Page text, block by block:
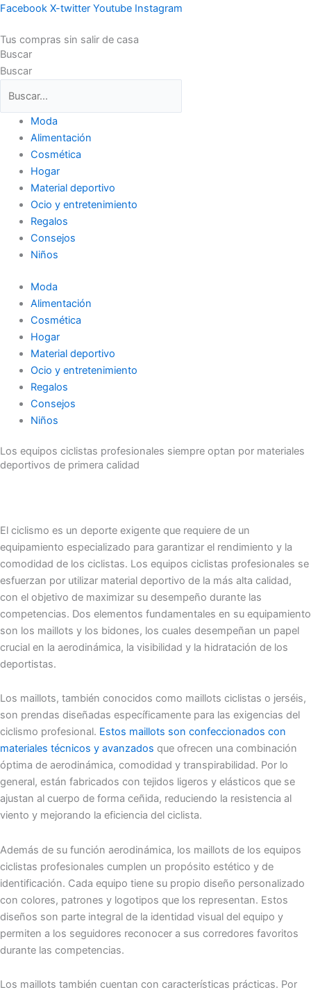
Ir
contenido
Facebook X-twitter Youtube Instagram
Tus compras sin salir de casa
Buscar
Buscar
Moda
Alimentación
Cosmética
Hogar
Material deportivo
Ocio y entretenimiento
Regalos
Consejos
Niños
Moda
Alimentación
Cosmética
Hogar
Material deportivo
Ocio y entretenimiento
Regalos
Consejos
Niños
Los equipos ciclistas profesionales siempre optan por materiales
deportivos de primera calidad
El ciclismo es un deporte exigente que requiere de un
equipamiento especializado para garantizar el rendimiento y la
comodidad de los ciclistas. Los equipos ciclistas profesionales se
esfuerzan por utilizar material deportivo de la más alta calidad,
con el objetivo de maximizar su desempeño durante las
competencias. Dos elementos fundamentales en su equipamiento
son los maillots y los bidones, los cuales desempeñan un papel
crucial en la aerodinámica, la visibilidad y la hidratación de los
deportistas.
Los maillots, también conocidos como maillots ciclistas o jerséis,
son prendas diseñadas específicamente para las exigencias del
ciclismo profesional. Estos maillots son confeccionados con
materiales técnicos y avanzados que ofrecen una combinación
óptima de aerodinámica, comodidad y transpirabilidad. Por lo
general, están fabricados con tejidos ligeros y elásticos que se
ajustan al cuerpo de forma ceñida, reduciendo la resistencia al
viento y mejorando la eficiencia del ciclista.
Además de su función aerodinámica, los maillots de los equipos
ciclistas profesionales cumplen un propósito estético y de
identificación. Cada equipo tiene su propio diseño personalizado
con colores, patrones y logotipos que los representan. Estos
diseños son parte integral de la identidad visual del equipo y
permiten a los seguidores reconocer a sus corredores favoritos
durante las competencias.
Los maillots también cuentan con características prácticas. Por